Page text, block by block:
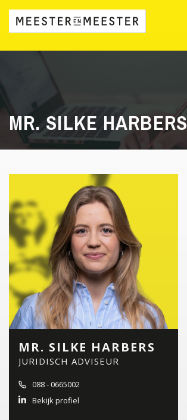
MR. SILKE HARBERS
MR. SILKE HARBERS
JURIDISCH ADVISEUR
088 - 0665002
Bekijk profiel